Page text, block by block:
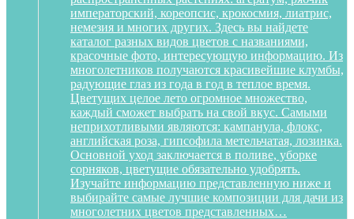
императорский, кореопсис, крокосмия, лиатрис,
немезия и многих других. Здесь вы найдете
каталог разных видов цветов с названиями,
красочные фото, интересующую информацию. Из
многолетников получаются красивейшие клумбы,
радующие глаз из года в год в теплое время.
Цветущих целое лето огромное множество,
каждый сможет выбрать на свой вкус. Самыми
неприхотливыми являются: кампанула, флокс,
английская роза, гипсофила метельчатая, лозинка.
Основной уход заключается в поливе, уборке
сорняков, цветущие обязательно удобрять.
Изучайте информацию представленную ниже и
выбирайте самые лучшие композиции для дачи из
многолетних цветов представленных…